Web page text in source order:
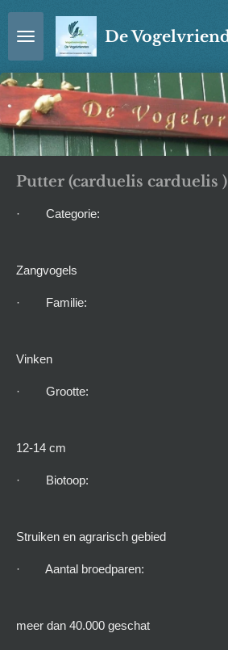
Ga
direct
naar
de
hoofdinhoud
Putter (carduelis carduelis )
· Categorie:
Zangvogels
· Familie:
Vinken
· Grootte:
12-14 cm
· Biotoop:
Struiken en agrarisch gebied
· Aantal broedparen:
meer dan 40.000 geschat